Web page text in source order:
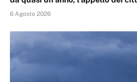
6 Agosto 2026